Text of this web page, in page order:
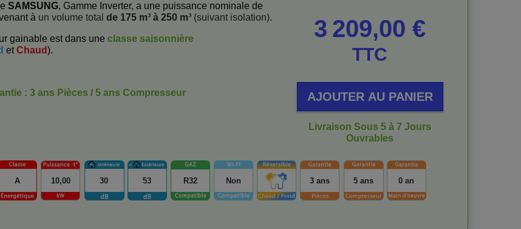
SAMSUNG, Gamme Inverter, a une puissance nominale de
à un volume total de 175 m³ à 250 m³ (suivant isolation).
gainable est dans une classe saisonnière
et Chaud).
: 3 ans Pièces / 5 ans Compresseur
3 209,00 €
TTC
AJOUTER AU PANIER
Livraison Sous 5 à 7 Jours
Ouvrables
3 ans 5 ans 0 an
10,00
A Non
30 53 R32